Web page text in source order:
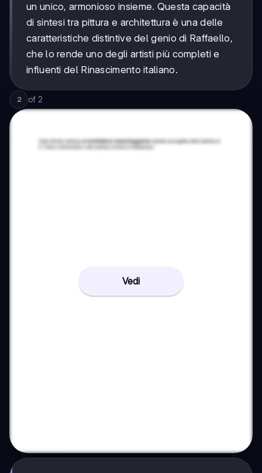
un unico, armonioso insieme. Questa capacità
di sintesi tra pittura e architettura è una delle
caratteristiche distintive del genio di Raffaello,
che lo rende uno degli artisti più completi e
influenti del Rinascimento italiano.
2 of 2
Vedi